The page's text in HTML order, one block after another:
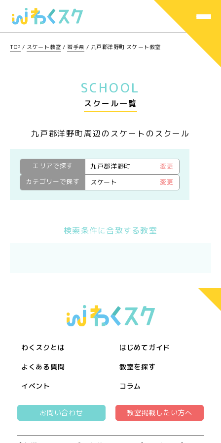
TOP / スケート教室 / 岩手県 / 九戸郡洋野町 スケート教室
SCHOOL
スクール一覧
九戸郡洋野町周辺のスケートのスクール
エリアで探す 九戸郡洋野町
変更
カテゴリーで探す
スケート 変更
検索条件に合致する教室
わくスクとは はじめてガイド
よくある質問 教室を探す
イベント コラム
お問い合わせ 教室掲載したい方へ